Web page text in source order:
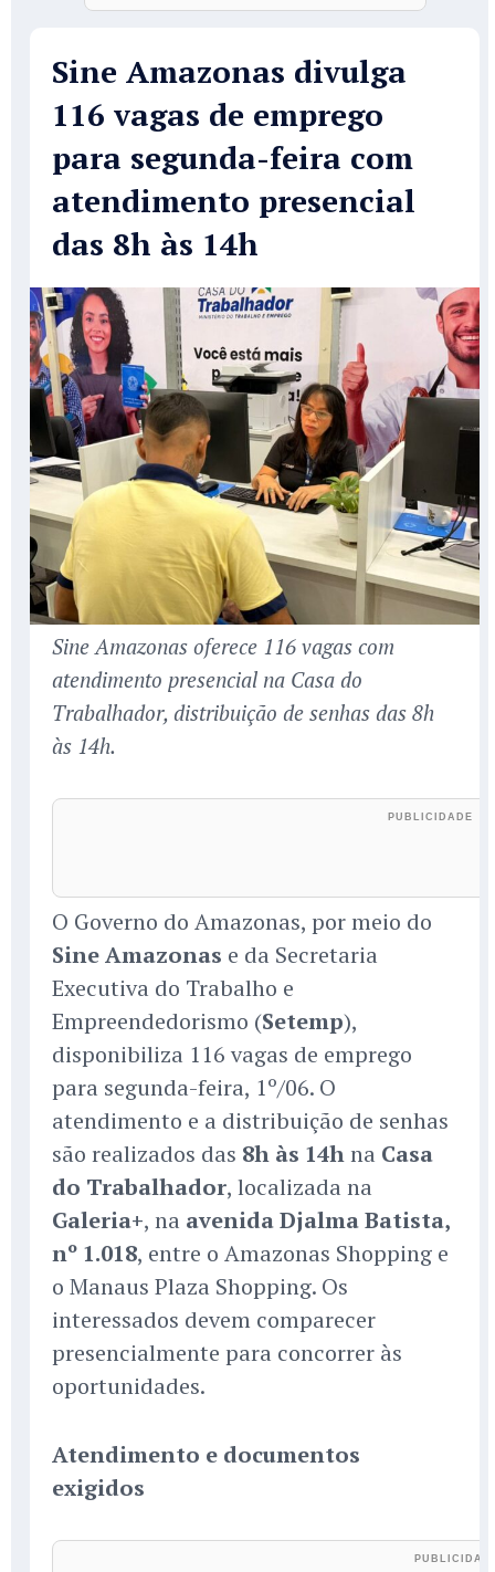
Sine Amazonas divulga
116 vagas de emprego
para segunda-feira com
atendimento presencial
das 8h às 14h
Sine Amazonas oferece 116 vagas com
atendimento presencial na Casa do
Trabalhador, distribuição de senhas das 8h
às 14h.
O Governo do Amazonas, por meio do
Sine Amazonas e da Secretaria
Executiva do Trabalho e
Empreendedorismo (Setemp),
disponibiliza 116 vagas de emprego
para segunda-feira, 1º/06. O
atendimento e a distribuição de senhas
são realizados das 8h às 14hna Casa
do Trabalhador, localizada na
Galeria+, na avenida Djalma Batista,
nº 1.018, entre o Amazonas Shopping e
o Manaus Plaza Shopping. Os
interessados devem comparecer
presencialmente para concorrer às
oportunidades.
Atendimento e documentos
exigidos